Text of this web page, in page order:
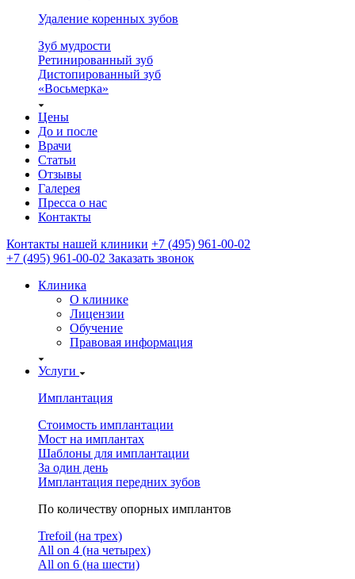
Удаление коренных зубов
Зуб мудрости
Ретинированный зуб
Дистопированный зуб
«Восьмерка»
Цены
До и после
Врачи
Статьи
Отзывы
Галерея
Пресса о нас
Контакты
Контакты нашей клиники +7 (495) 961-00-02
+7 (495) 961-00-02 Заказать звонок
Клиника
О клинике
Лицензии
Обучение
Правовая информация
Услуги
Имплантация
Стоимость имплантации
Мост на имплантах
Шаблоны для имплантации
За один день
Имплантация передних зубов
По количеству опорных имплантов
Trefoil (на трех)
All on 4 (на четырех)
All on 6 (на шести)